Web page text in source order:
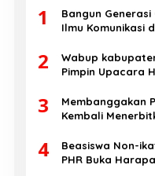
1
Bangun
Ilmu Komunikasi
Disinformasi AI
Ikhlas Jawilan
2
Wabup
Pimpin Upacara
berakhlak
3
Membanggakan
Kembali
4
Beasiswa Non-
PHR Buka